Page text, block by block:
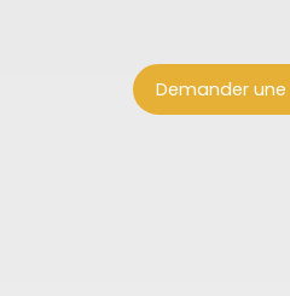
Demander